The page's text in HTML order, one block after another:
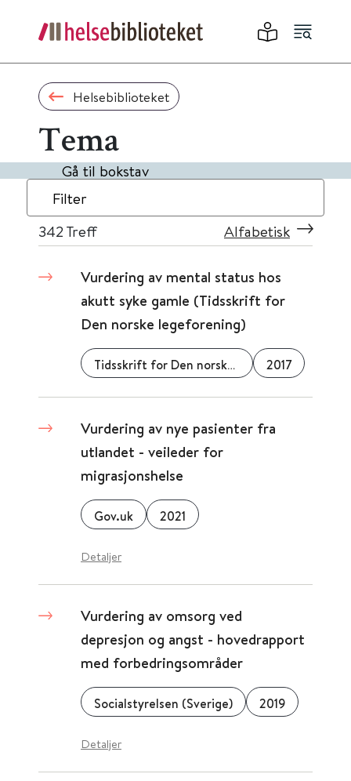
Helsebiblioteket
Tema
Gå til bokstav
Filter
342 Treff Alfabetisk
Vurdering av mental status hos
akutt syke gamle (Tidsskrift for
Den norske legeforening)
Tidsskrift for Den norske legeforening 2017
Vurdering av nye pasienter fra
utlandet - veileder for
migrasjonshelse
Gov.uk 2021
Detaljer
Vurdering av omsorg ved
depresjon og angst - hovedrapport
med forbedringsområder
Socialstyrelsen (Sverige) 2019
Detaljer